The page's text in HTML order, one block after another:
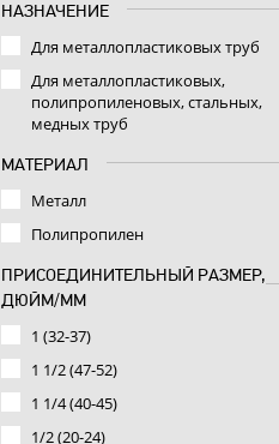
НАЗНАЧЕНИЕ
Для металлопластиковых труб
Для металлопластиковых,
полипропиленовых, стальных,
медных труб
МАТЕРИАЛ
Металл
Полипропилен
ПРИСОЕДИНИТЕЛЬНЫЙ РАЗМЕР,
ДЮЙМ/ММ
1 (32-37)
1 1/2 (47-52)
1 1/4 (40-45)
1/2 (20-24)